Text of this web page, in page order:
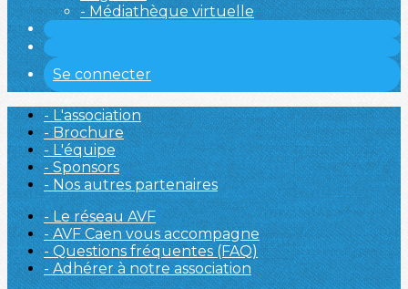
- Médiathèque virtuelle
Se connecter
- L'association
- Brochure
- L'équipe
- Sponsors
- Nos autres partenaires
- Le réseau AVF
- AVF Caen vous accompagne
- Questions fréquentes (FAQ)
- Adhérer à notre association